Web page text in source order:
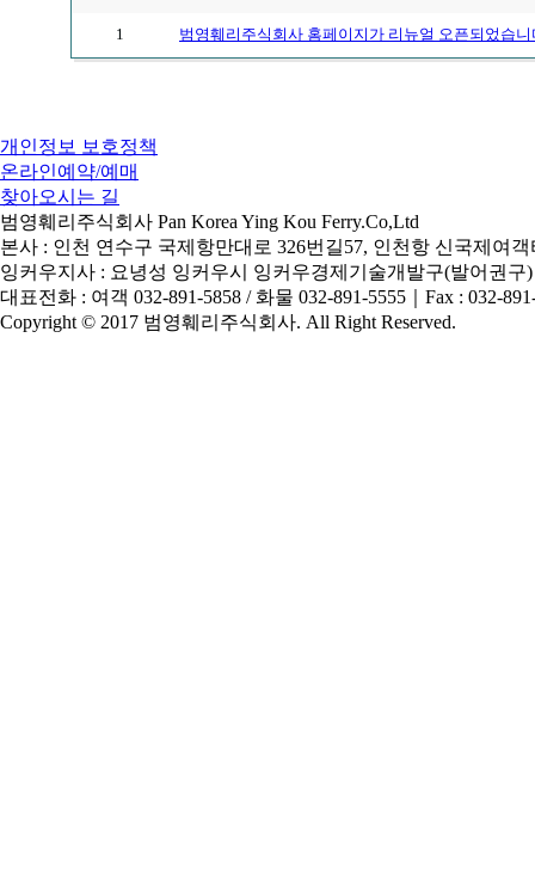
1 범영훼리주식회사 홈페이지가 리뉴얼 오픈되었습니
개인정보 보호정책
온라인예약/예매
찾아오시는 길
범영훼리주식회사 Pan Korea Ying Kou Ferry.Co,Ltd
본사 : 인천 연수구 국제항만대로 326번길57, 인천항 신국제여
잉커우지사 : 요녕성 잉커우시 잉커우경제기술개발구(발어권
대표전화 : 여객 032-891-5858 / 화물 032-891-5555
Fax : 032-
Copyright © 2017 범영훼리주식회사. All Right Reserved.